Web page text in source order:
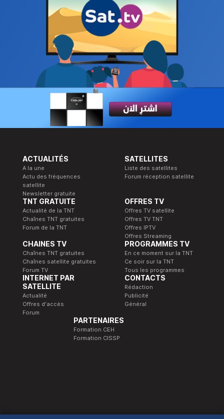
ACTUALITÉS
A la une
Actu des fréquences
satellite
Newsletter gratuite
SATELLITES
Liste des satellites
Forum réception satellite
TNT GRATUITE
Actualité de la TNT
Chaînes TNT gratuites
Forum de la TNT
OFFRES TV
Offres TV satellite
Offres TV TNT
Offres IPTV
Offres Streaming
CHAINES TV
Chaînes TNT gratuites
Chaînes satellite gratuites
Forum TV
PROGRAMMES TV
En ce moment sur la TNT
Ce soir sur la TNT
Tous les programmes
INTERNET PAR
SATELLITE
Actualité
Offres d'accès
Forum
CONTACTS
Rédaction
Publicité
Général
PARTENAIRES
Formation CEH
Formation CISSP